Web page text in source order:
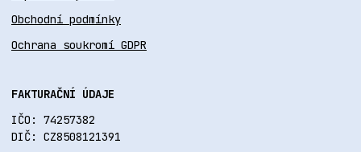
Obchodní podmínky
Ochrana soukromí GDPR
FAKTURAČNÍ ÚDAJE
IČO: 74257382
DIČ: CZ8508121391